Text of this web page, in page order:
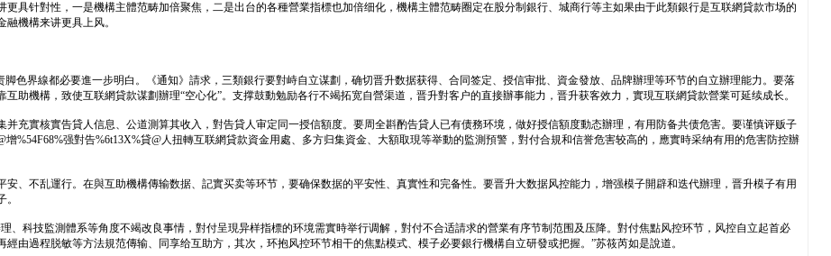
具针對性，一是機構主體范畴加倍聚焦，二是出台的各種營業指標也加倍细化，機構主體范畴圈定在股分制銀行、城商行等主如果由于此類銀行是互联網貸款市场的
機構来讲更具上风。
色界線都必要進一步明白。《通知》請求，三類銀行要對峙自立谋劃，确切晋升数据获得、合同签定、授信审批、資金發放、品牌辦理等环节的自立辦理能力。要落
助機構，致使互联網貸款谋劃辦理“空心化”。支撑鼓動勉励各行不竭拓宽自營渠道，晋升對客户的直接辦事能力，晋升获客效力，實現互联網貸款營業可延续成长。
充實核實告貸人信息、公道測算其收入，對告貸人审定同一授信額度。要周全斟酌告貸人已有债務环境，做好授信額度動态辦理，有用防备共债危害。要谨慎评贩子
%54F68%强對告%6t13X%貸@人扭轉互联網貸款資金用處、多方归集資金、大額取現等举動的監測預警，對付合規和信誉危害较高的，應實時采纳有用的危害防控辦
、不乱運行。在與互助機構傳输数据、記實买卖等环节，要确保数据的平安性、真實性和完备性。要晋升大数据风控能力，增强模子開辟和迭代辦理，晋升模子有用
、科技監測體系等角度不竭改良事情，對付呈現异样指標的环境需實時举行调解，對付不合适請求的營業有序节制范围及压降。對付焦點风控环节，风控自立起首必
由過程脱敏等方法規范傳输、同享给互助方，其次，环抱风控环节相干的焦點模式、模子必要銀行機構自立研發或把握。”苏筱芮如是說道。